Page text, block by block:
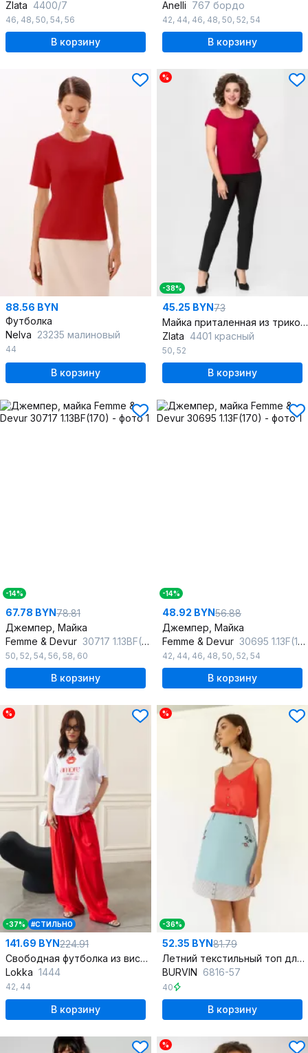
Zlata 4400/7
46, 48, 50, 54, 56
В корзину
Anelli 767 бордо
42, 44, 46, 48, 50, 52, 54
В корзину
88.56 BYN
Футболка
Nelva 23235 малиновый
44
В корзину
%
-38%
45.25 BYN73
Майка приталенная из трикотажа для спорта и прогулок
Zlata 4401 красный
50, 52
В корзину
-14%
67.78 BYN78.81
Джемпер, Майка
Femme & Devur 30717 1.13BF(170)
50, 52, 54, 56, 58, 60
В корзину
-14%
48.92 BYN56.88
Джемпер, Майка
Femme & Devur 30695 1.13F(170)
42, 44, 46, 48, 50, 52, 54
В корзину
%
-37% #СТИЛЬНО
141.69 BYN224.91
Свободная футболка из вискозы с печатью и коротким рукавом
Lokka 1444
42, 44
В корзину
%
-36%
52.35 BYN81.79
Летний текстильный топ для повседневных образов
BURVIN 6816-57
40
В корзину
%